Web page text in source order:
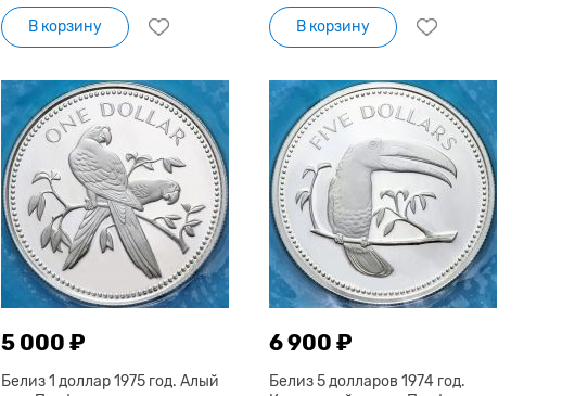
В корзину В корзину
5 000 ₽
Белиз 1 доллар 1975 год. Алый
6 900 ₽
Белиз 5 долларов 1974 год.